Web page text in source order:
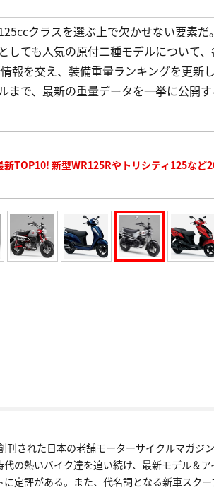
クラスを選ぶ上で欠かせない要素だ
しても人気の原付二種モデルについて
報を交え、装備重量ランキングを更新
で、最新の重量データを一挙に公開
TOP10! 新型WR125Rやトリシティ125など
刊された日本の老舗モーターサイクルマガジン
代の熱いバイク達を追い続け、最新モデル＆ア
に定評がある。また、代名詞となる新車スクー